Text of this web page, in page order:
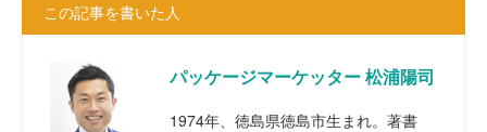
この記事を書いた人
パッケージマーケッター 松浦陽司
1974年、徳島県徳島市生まれ。著書